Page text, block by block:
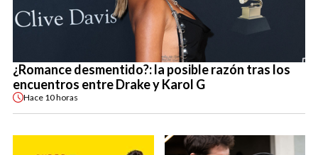
¿Romance desmentido?: la posible razón tras los
encuentros entre Drake y Karol G
Hace 10 horas